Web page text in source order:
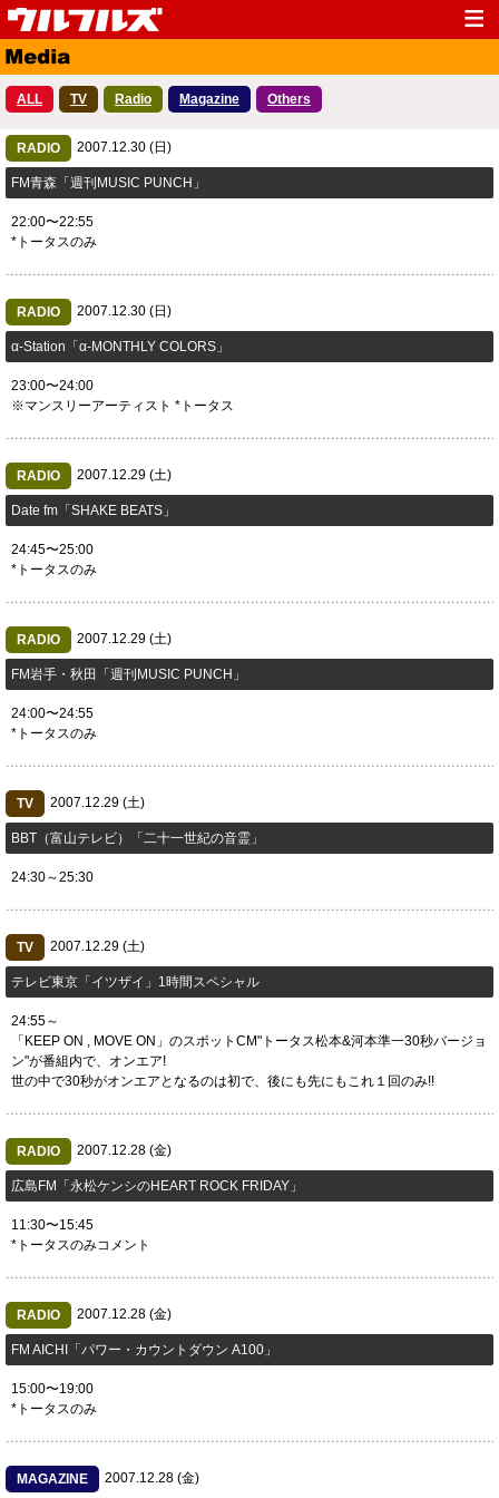
Top
Media Live
Profile
Fanclub
Contact
ALL TV Radio Magazine Others
RADIO 2007.12.30 (日)
FM青森「週刊MUSIC PUNCH」
22:00〜22:55
*トータスのみ
RADIO 2007.12.30 (日)
α-Station「α-MONTHLY COLORS」
23:00〜24:00
※マンスリーアーティスト *トータス
RADIO 2007.12.29 (土)
Date fm「SHAKE BEATS」
24:45〜25:00
*トータスのみ
RADIO 2007.12.29 (土)
FM岩手・秋田「週刊MUSIC PUNCH」
24:00〜24:55
*トータスのみ
TV 2007.12.29 (土)
BBT（富山テレビ）「二十一世紀の音霊」
24:30～25:30
TV 2007.12.29 (土)
テレビ東京「イツザイ」1時間スペシャル
24:55～
「KEEP ON , MOVE ON」のスポットCM"トータス松本&河本準一30秒バージョ
ン"が番組内で、オンエア!
世の中で30秒がオンエアとなるのは初で、後にも先にもこれ１回のみ!!
RADIO 2007.12.28 (金)
広島FM「永松ケンシのHEART ROCK FRIDAY」
11:30〜15:45
*トータスのみコメント
RADIO 2007.12.28 (金)
FM AICHI「パワー・カウントダウン A100」
15:00〜19:00
*トータスのみ
MAGAZINE 2007.12.28 (金)